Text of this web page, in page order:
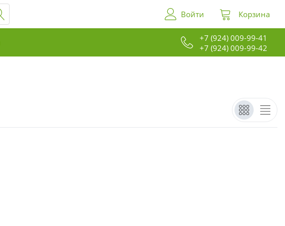
Войти Корзина
+7 (924) 009-99-41
+7 (924) 009-99-42